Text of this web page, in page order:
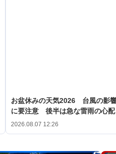
お盆休みの天気2026 台風の影
に要注意 後半は急な雷雨の心配
2026.08.07 12:26